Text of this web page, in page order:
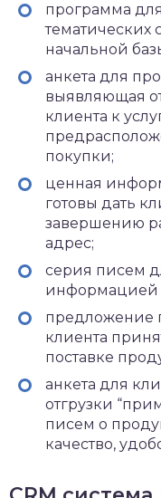
программа
тематических
начальной
анкета для
выявляющая
клиента к
покупки;
ценная
готовы дать
завершению
адрес;
серия писем
информацией
предложение
клиента
поставке
анкета для
отгрузки
писем о
качество,